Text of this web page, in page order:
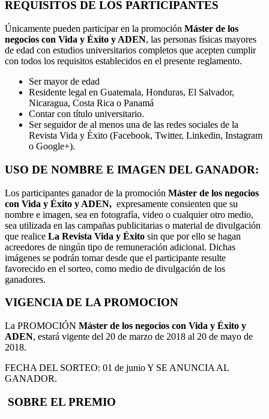
REQUISITOS DE LOS PARTICIPANTES
Únicamente pueden participar en la promoción Máster de los
negocios con Vida y Éxito y ADEN, las personas físicas mayores
de edad con estudios universitarios completos que acepten cumplir
con todos los requisitos establecidos en el presente reglamento.
Ser mayor de edad
Residente legal en Guatemala, Honduras, El Salvador,
Nicaragua, Costa Rica o Panamá
Contar con título universitario.
Ser seguidor de al menos una de las redes sociales de la
Revista Vida y Éxito (Facebook, Twitter, Linkedin, Instagram
o Google+).
USO DE NOMBRE E IMAGEN DEL GANADOR:
Los participantes ganador de la promoción Máster de los negocios
con Vida y Éxito y ADEN, expresamente consienten que su
nombre e imagen, sea en fotografía, video o cualquier otro medio,
sea utilizada en las campañas publicitarias o material de divulgación
que realice La Revista Vida y Éxito sin que por ello se hagan
acreedores de ningún tipo de remuneración adicional. Dichas
imágenes se podrán tomar desde que el participante resulte
favorecido en el sorteo, como medio de divulgación de los
ganadores.
VIGENCIA DE LA PROMOCION
La PROMOCIÓN Máster de los negocios con Vida y Éxito y
ADEN, estará vigente del 20 de marzo de 2018 al 20 de mayo de
2018.
FECHA DEL SORTEO: 01 de junio Y SE ANUNCIA AL
GANADOR.
SOBRE EL PREMIO